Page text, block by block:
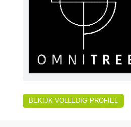
BEKIJK VOLLEDIG PROFIEL